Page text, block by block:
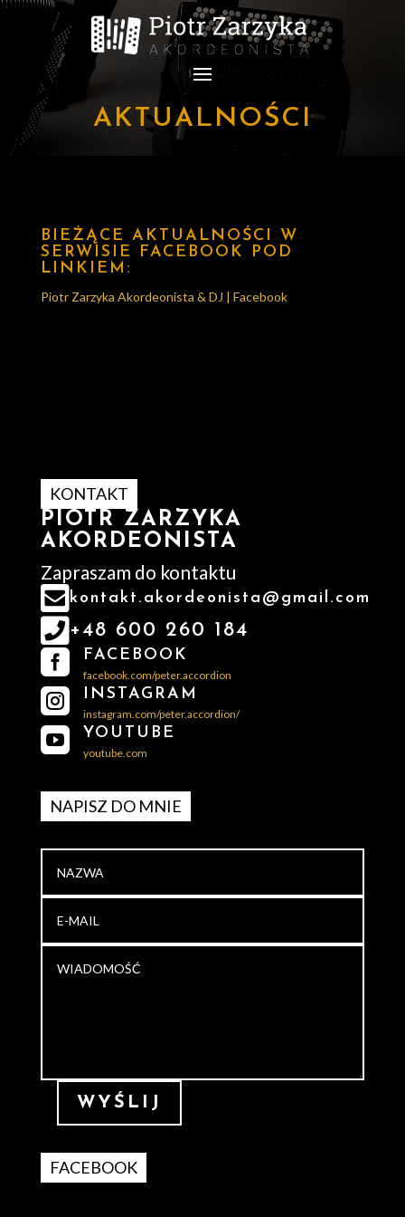
AKTUALNOŚCI
BIEŻĄCE AKTUALNOŚCI W
SERWISIE FACEBOOK POD
LINKIEM:
Piotr Zarzyka Akordeonista & DJ | Facebook
KONTAKT
PIOTR ZARZYKA
AKORDEONISTA
Zapraszam do kontaktu
kontakt.akordeonista@gmail.com
 +48 600 260 184
 FACEBOOK
facebook.com/peter.accordion
 INSTAGRAM
instagram.com/peter.accordion/
 YOUTUBE
youtube.com
NAPISZ DO MNIE
WYŚLIJ
FACEBOOK